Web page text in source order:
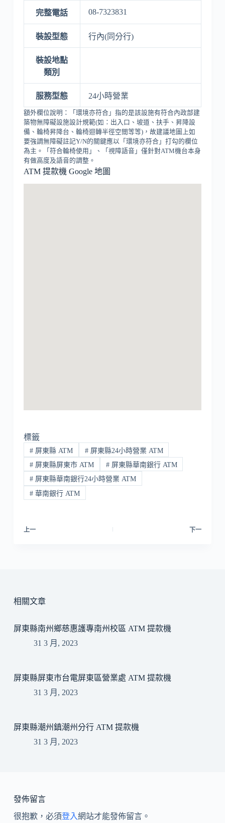
完整電話 08-7323831
裝設型態 行內(同分行)
裝設地點
類別
服務型態 24小時營業
額外欄位說明：「環境亦符合」指的是該設施有符合內政部建
築物無障礙設施設計規範(如：出入口、坡道、扶手、昇降設
備、輪椅昇降台、輪椅迴轉半徑空間等等)，故建議地圖上如
要強調無障礙註記Y/N的關鍵應以「環境亦符合」打勾的欄位
為主。「符合輪椅使用」、「視障語音」僅針對ATM機台本身
有做高度及語音的調整。
ATM 提款機 Google 地圖
標籤
#屏東縣 ATM #屏東縣24小時營業 ATM
#屏東縣屏東市 ATM #屏東縣華南銀行 ATM
#屏東縣華南銀行24小時營業 ATM
#華南銀行 ATM
上一 下一
相關文章
屏東縣南州鄉慈惠護專南州校區 ATM 提款機
31 3 月, 2023
屏東縣屏東市台電屏東區營業處 ATM 提款機
31 3 月, 2023
屏東縣潮州鎮潮州分行 ATM 提款機
31 3 月, 2023
發佈留言
很抱歉，必須登入網站才能發佈留言。